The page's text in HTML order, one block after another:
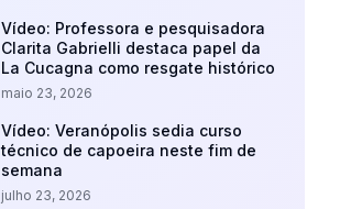
Vídeo: Professora e pesquisadora
Clarita Gabrielli destaca papel da
La Cucagna como resgate histórico
maio 23, 2026
Vídeo: Veranópolis sedia curso
técnico de capoeira neste fim de
semana
julho 23, 2026